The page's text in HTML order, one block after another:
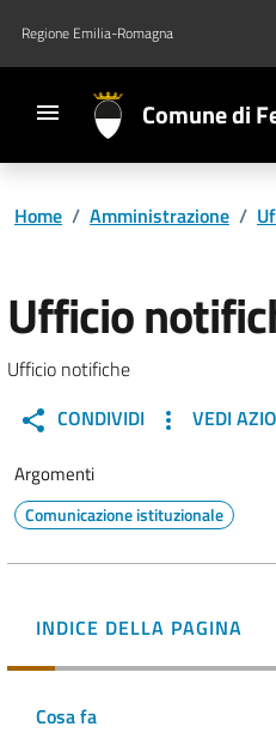
Vai al contenuto principale
Vai al footer
Regione Emilia-Romagna
Comune di
Home / Amministrazione /
Ufficio
Ufficio notifiche
CONDIVIDI
VEDI
Argomenti
Comunicazione istituzionale
INDICE DELLA PAGINA
Cosa fa